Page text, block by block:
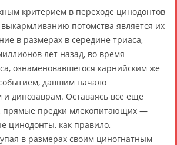
критерием в переходе цинодонтов
потомства является их
в размерах в середине триаса,
лет назад, во время
ознаменовавшегося карнийским же
давшим начало
динозаврам. Оставаясь всё ещё
прямые предки млекопитающих —
цинодонты, как правило,
в размерах своим циногнатным